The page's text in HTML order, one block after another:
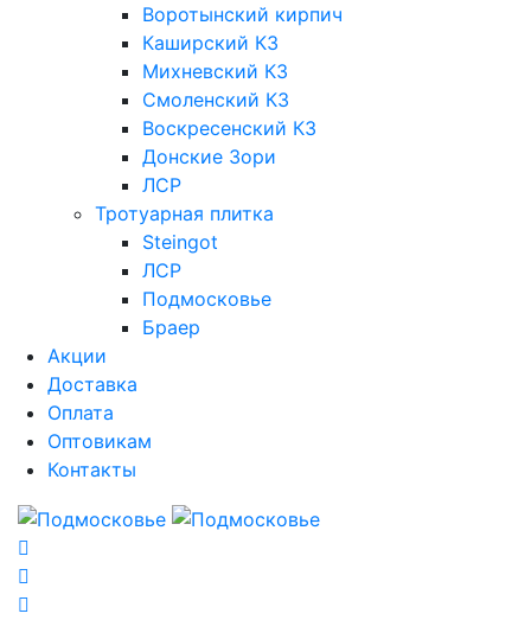
Воротынский кирпич
Каширский КЗ
Михневский КЗ
Смоленский КЗ
Воскресенский КЗ
Донские Зори
ЛСР
Тротуарная плитка
Steingot
ЛСР
Подмосковье
Браер
Акции
Доставка
Оплата
Оптовикам
Контакты